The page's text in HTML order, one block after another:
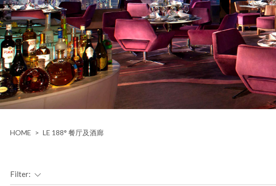
HOME > LE 188° 餐厅及酒廊
Filter: